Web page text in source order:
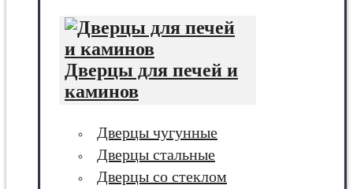
Дверцы для печей и
каминов
Дверцы чугунные
Дверцы стальные
Дверцы со стеклом